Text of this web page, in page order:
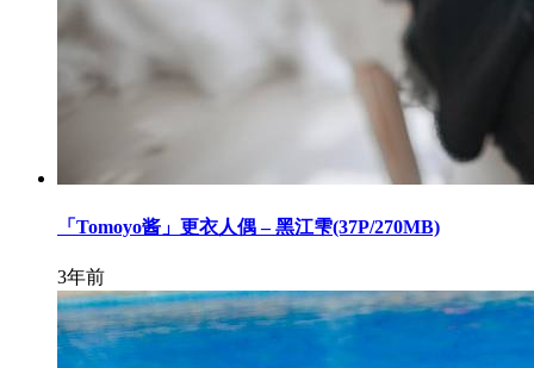
「Tomoyo酱」更衣人偶 – 黑江雫(37P/270MB)
3年前